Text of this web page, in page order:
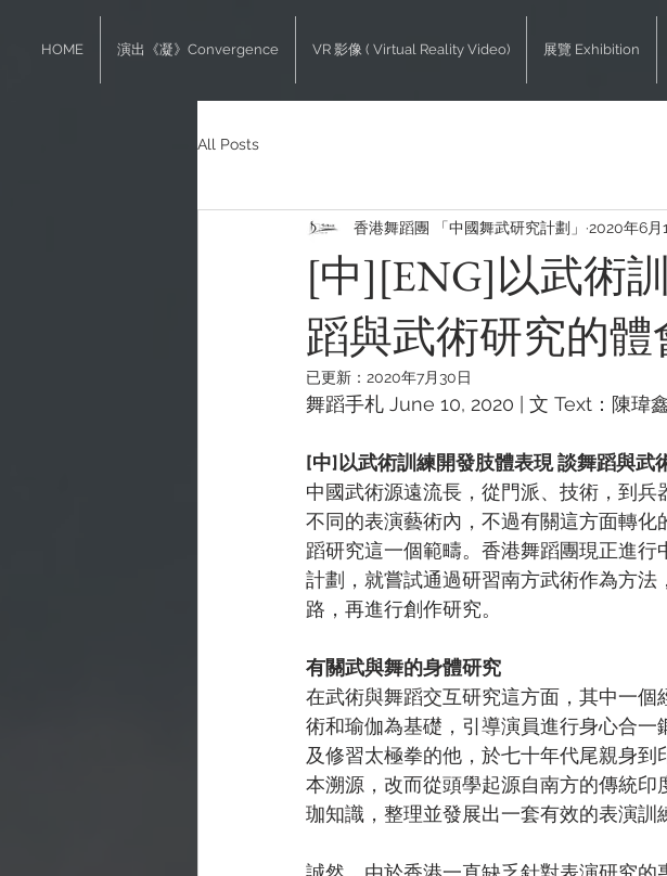
HOME 演出《凝》Convergence VR 影像 ( Virtual Reality Video) 展覽 Exhibition
All Posts
[中][ENG]以武術
蹈與武術研究的體
香港舞蹈團 「中國舞武研究計劃」 2020年6月
已更新： 2020年7月30日
舞蹈手札 June 10, 2020 | 文 Text：陳
[中]以武術訓練開發肢體表現 談舞蹈與武
中國武術源遠流長，從門派、技術，到
不同的表演藝術內，不過有關這方面轉
蹈研究這一個範疇。香港舞蹈團現正進行
計劃，就嘗試通過研習南方武術作為方
路，再進行創作研究。
有關武與舞的身體研究
在武術與舞蹈交互研究這方面，其中一
術和瑜伽為基礎，引導演員進行身心合
及修習太極拳的他，於七十年代尾親身
本溯源，改而從頭學起源自南方的傳統
珈知識，整理並發展出一套有效的表演訓